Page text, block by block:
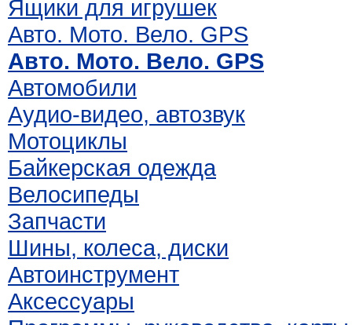
Ящики для игрушек
Авто. Мото. Вело. GPS
Авто. Мото. Вело. GPS
Автомобили
Аудио-видео, автозвук
Мотоциклы
Байкерская одежда
Велосипеды
Запчасти
Шины, колеса, диски
Автоинструмент
Аксессуары